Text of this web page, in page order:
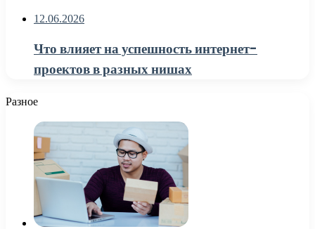
12.06.2026
Что влияет на успешность интернет-
проектов в разных нишах
Разное